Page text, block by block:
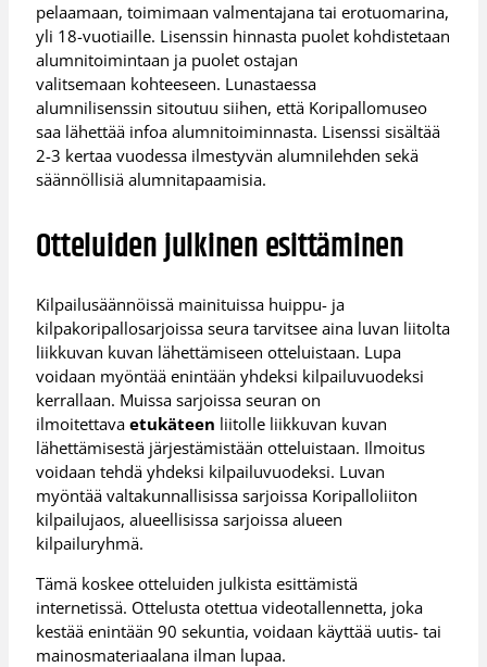
pelaamaan, toimimaan valmentajana tai erotuomarina,
yli 18-vuotiaille. Lisenssin hinnasta puolet kohdistetaan
alumnitoimintaan ja puolet ostajan
valitsemaan kohteeseen. Lunastaessa
alumnilisenssin sitoutuu siihen, että Koripallomuseo
saa lähettää infoa alumnitoiminnasta. Lisenssi sisältää
2-3 kertaa vuodessa ilmestyvän alumnilehden sekä
säännöllisiä alumnitapaamisia.
Otteluiden julkinen esittäminen
Kilpailusäännöissä mainituissa huippu- ja
kilpakoripallosarjoissa seura tarvitsee aina luvan liitolta
liikkuvan kuvan lähettämiseen otteluistaan. Lupa
voidaan myöntää enintään yhdeksi kilpailuvuodeksi
kerrallaan. Muissa sarjoissa seuran on
ilmoitettavaetukäteen liitolle liikkuvan kuvan
lähettämisestä järjestämistään otteluistaan. Ilmoitus
voidaan tehdä yhdeksi kilpailuvuodeksi. Luvan
myöntää valtakunnallisissa sarjoissa Koripalloliiton
kilpailujaos, alueellisissa sarjoissa alueen
kilpailuryhmä.
Tämä koskee otteluiden julkista esittämistä
internetissä. Ottelusta otettua videotallennetta, joka
kestää enintään 90 sekuntia, voidaan käyttää uutis- tai
mainosmateriaalana ilman lupaa.